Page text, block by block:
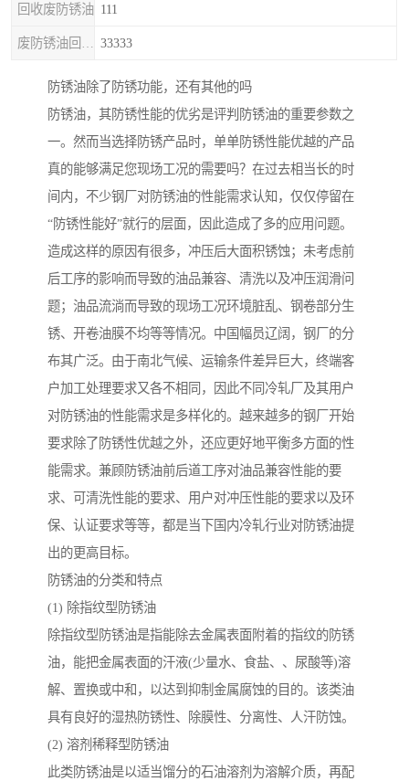
回收废防锈油 111
33333
防锈油除了防锈功能，还有其他的吗
防锈油，其防锈性能的优劣是评判防锈油的重要参数之
一。然而当选择防锈产品时，单单防锈性能优越的产品
真的能够满足您现场工况的需要吗？在过去相当长的时
间内，不少钢厂对防锈油的性能需求认知，仅仅停留在
“防锈性能好”就行的层面，因此造成了多的应用问题。
造成这样的原因有很多，冲压后大面积锈蚀；未考虑前
后工序的影响而导致的油品兼容、清洗以及冲压润滑问
题；油品流淌而导致的现场工况环境脏乱、钢卷部分生
锈、开卷油膜不均等等情况。中国幅员辽阔，钢厂的分
布其广泛。由于南北气候、运输条件差异巨大，终端客
户加工处理要求又各不相同，因此不同冷轧厂及其用户
对防锈油的性能需求是多样化的。越来越多的钢厂开始
要求除了防锈性优越之外，还应更好地平衡多方面的性
能需求。兼顾防锈油前后道工序对油品兼容性能的要
求、可清洗性能的要求、用户对冲压性能的要求以及环
保、认证要求等等，都是当下国内冷轧行业对防锈油提
出的更高目标。
防锈油的分类和特点
(1) 除指纹型防锈油
除指纹型防锈油是指能除去金属表面附着的指纹的防锈
油，能把金属表面的汗液(少量水、食盐、、尿酸等)溶
解、置换或中和，以达到抑制金属腐蚀的目的。该类油
具有良好的湿热防锈性、除膜性、分离性、人汗防蚀。
(2) 溶剂稀释型防锈油
此类防锈油是以适当馏分的石油溶剂为溶解介质，再配